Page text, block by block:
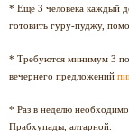
* Еще 3 человека каждый
готовить гуру-пуджу,
* Требуются минимум 3
вечернего предложений
* Раз в неделю
Прабхупады, алтарной.